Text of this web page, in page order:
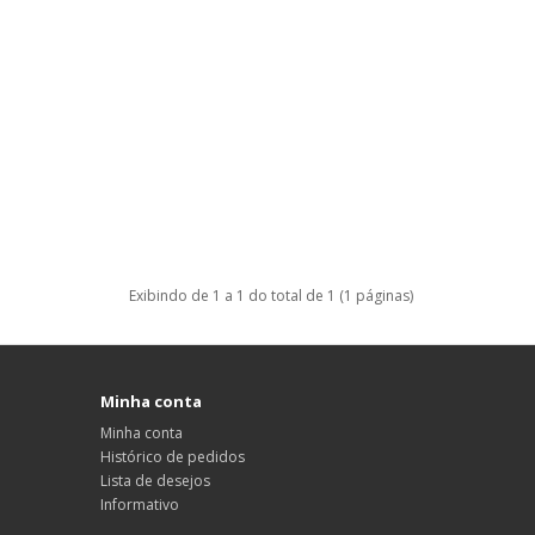
Exibindo de 1 a 1 do total de 1 (1 páginas)
Minha conta
Minha conta
Histórico de pedidos
Lista de desejos
Informativo